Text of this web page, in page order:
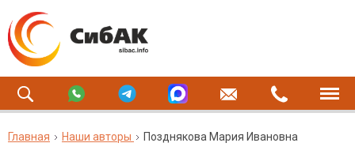
Главная Наши авторы Позднякова Мария Ивановна